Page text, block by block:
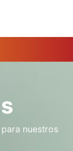
nuestros